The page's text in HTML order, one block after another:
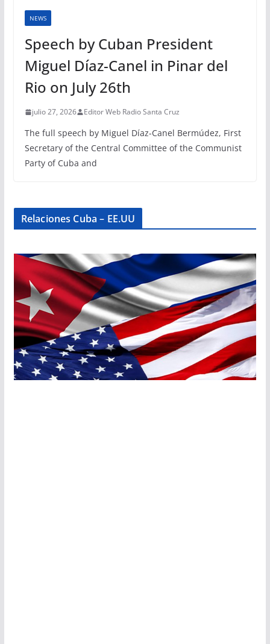
NEWS
Speech by Cuban President
Miguel Díaz-Canel in Pinar del
Rio on July 26th
julio 27, 2026 Editor Web Radio Santa Cruz
The full speech by Miguel Díaz-Canel Bermúdez, First
Secretary of the Central Committee of the Communist
Party of Cuba and
Relaciones Cuba – EE.UU